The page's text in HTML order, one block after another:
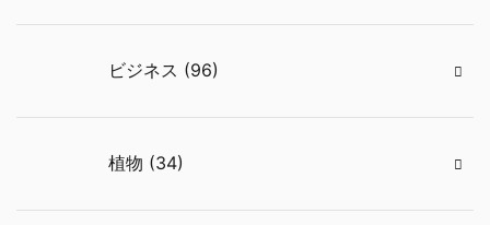
ビジネス (96)
植物 (34)